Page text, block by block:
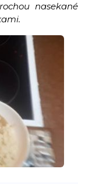
nasekané